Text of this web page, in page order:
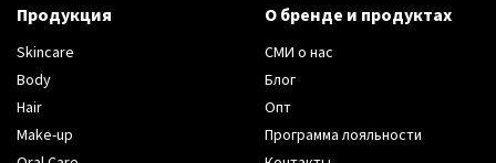
Продукция
Skincare
Body
Hair
Make-up
О бренде и продуктах
СМИ о нас
Блог
Опт
Программа лояльности